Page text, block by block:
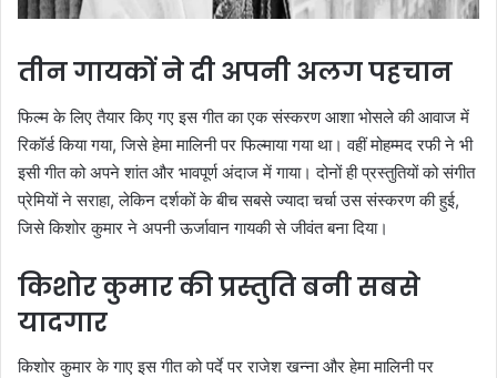
तीन गायकों ने दी अपनी अलग पहचान
फिल्म के लिए तैयार किए गए इस गीत का एक संस्करण आशा भोसले की आवाज में
रिकॉर्ड किया गया, जिसे हेमा मालिनी पर फिल्माया गया था। वहीं मोहम्मद रफी ने भी
इसी गीत को अपने शांत और भावपूर्ण अंदाज में गाया। दोनों ही प्रस्तुतियों को संगीत
प्रेमियों ने सराहा, लेकिन दर्शकों के बीच सबसे ज्यादा चर्चा उस संस्करण की हुई,
जिसे किशोर कुमार ने अपनी ऊर्जावान गायकी से जीवंत बना दिया।
किशोर कुमार की प्रस्तुति बनी सबसे
यादगार
किशोर कुमार के गाए इस गीत को पर्दे पर राजेश खन्ना और हेमा मालिनी पर